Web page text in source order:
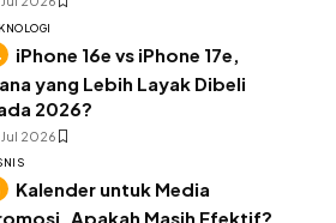
iPhone 16e vs iPhone 17e,
yang Lebih Layak Dibeli
2026?
Jul 2026
Kalender untuk Media
Apakah Masih Efektif?